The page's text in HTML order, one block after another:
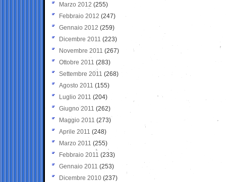
Marzo 2012 (255)
Febbraio 2012 (247)
Gennaio 2012 (259)
Dicembre 2011 (223)
Novembre 2011 (267)
Ottobre 2011 (283)
Settembre 2011 (268)
Agosto 2011 (155)
Luglio 2011 (204)
Giugno 2011 (262)
Maggio 2011 (273)
Aprile 2011 (248)
Marzo 2011 (255)
Febbraio 2011 (233)
Gennaio 2011 (253)
Dicembre 2010 (237)